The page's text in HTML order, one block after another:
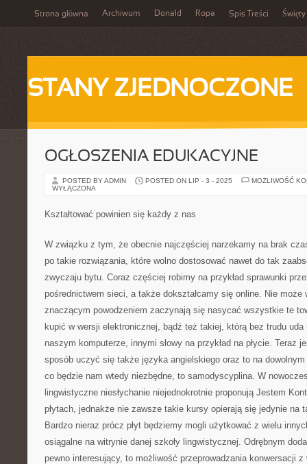
Strona główna Archiwum Donald Ropa Spis Treści Święty
STANY ZJEDNOCZONE
OGŁOSZENIA EDUKACYJNE
POSTED BY ADMIN POSTED ON LIP - 3 - 2025
MOŻLIWOŚĆ
WYŁĄCZONA
Kształtować powinien się każdy z nas
W związku z tym, że obecnie najczęściej narzekamy na brak
po takie rozwiązania, które wolno dostosować nawet do tak
zwyczaju bytu. Coraz częściej robimy na przykład sprawunki
pośrednictwem sieci, a także dokształcamy się online. Nie może
znaczącym powodzeniem zaczynają się nasycać wszystkie te
kupić w wersji elektronicznej, bądź też takiej, którą bez trudu
naszym komputerze, innymi słowy na przykład na płycie. Teraz
sposób uczyć się także języka angielskiego oraz to na dowolnym
co będzie nam wtedy niezbędne, to samodyscyplina. W
lingwistyczne niesłychanie niejednokrotnie proponują Jestem
płytach, jednakże nie zawsze takie kursy opierają się jedynie na
Bardzo nieraz prócz płyt będziemy mogli użytkować z wielu
osiągalne na witrynie danej szkoły lingwistycznej. Odrębnym
pewno interesujący, to możliwość przeprowadzania konwersacji z